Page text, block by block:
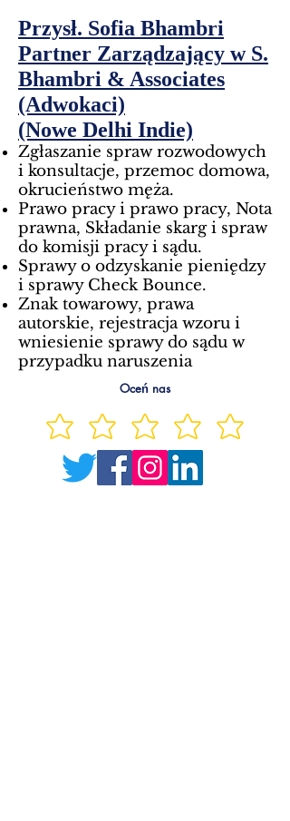
Przysł. Sofia Bhambri
Partner Zarządzający w S.
Bhambri & Associates
(Adwokaci)
(Nowe Delhi Indie)
Zgłaszanie spraw rozwodowych
i konsultacje, przemoc domowa,
okrucieństwo męża.
Prawo pracy i prawo pracy, Nota
prawna, Składanie skarg i spraw
do komisji pracy i sądu.
Sprawy o odzyskanie pieniędzy
i sprawy Check Bounce.
Znak towarowy, prawa
autorskie, rejestracja wzoru i
wniesienie sprawy do sądu w
przypadku naruszenia
Oceń nas